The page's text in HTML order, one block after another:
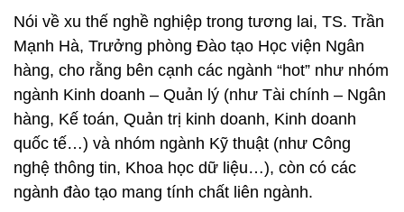
Nói về xu thế nghề nghiệp trong tương lai, TS. Trần
Mạnh Hà, Trưởng phòng Đào tạo Học viện Ngân
hàng, cho rằng bên cạnh các ngành “hot” như nhóm
ngành Kinh doanh – Quản lý (như Tài chính – Ngân
hàng, Kế toán, Quản trị kinh doanh, Kinh doanh
quốc tế…) và nhóm ngành Kỹ thuật (như Công
nghệ thông tin, Khoa học dữ liệu…), còn có các
ngành đào tạo mang tính chất liên ngành.